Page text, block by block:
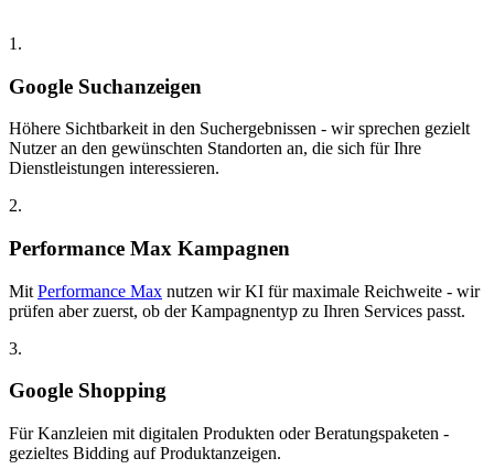
1.
Google Suchanzeigen
Höhere Sichtbarkeit in den Suchergebnissen - wir sprechen gezielt
Nutzer an den gewünschten Standorten an, die sich für Ihre
Dienstleistungen interessieren.
2.
Performance Max Kampagnen
Mit Performance Max nutzen wir KI für maximale Reichweite - wir
prüfen aber zuerst, ob der Kampagnentyp zu Ihren Services passt.
3.
Google Shopping
Für Kanzleien mit digitalen Produkten oder Beratungspaketen -
gezieltes Bidding auf Produktanzeigen.